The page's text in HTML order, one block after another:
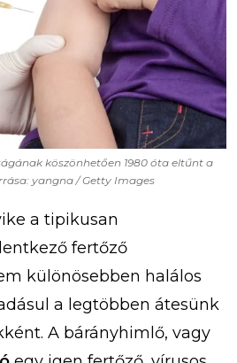
köszönhetően 1980 óta eltűnt a
yangna / Getty Images
a tipikusan
fertőző
különösebben halálos
a legtöbben átesünk
A bárányhimlő, vagy